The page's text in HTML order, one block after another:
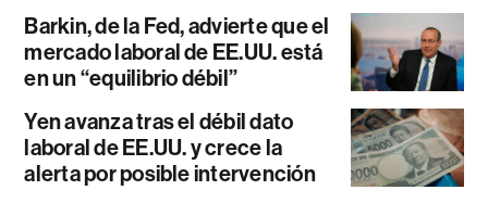
Barkin, de la Fed, advierte que el
mercado laboral de EE.UU. está
en un “equilibrio débil”
Yen avanza tras el débil dato
laboral de EE.UU. y crece la
alerta por posible intervención